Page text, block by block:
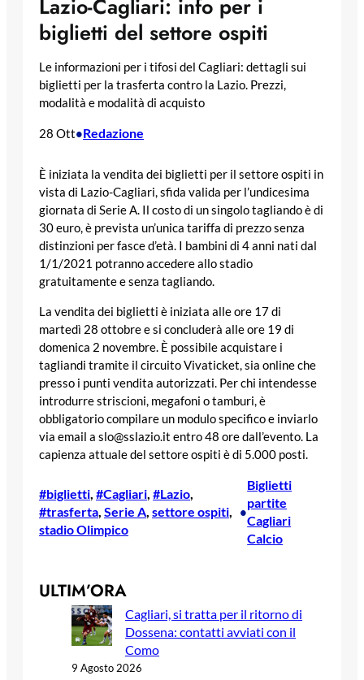
Lazio-Cagliari: info per i
biglietti del settore ospiti
Le informazioni per i tifosi del Cagliari: dettagli sui
biglietti per la trasferta contro la Lazio. Prezzi,
modalità e modalità di acquisto
28 Ott•Redazione
È iniziata la vendita dei biglietti per il settore ospiti in
vista di Lazio-Cagliari, sfida valida per l’undicesima
giornata di Serie A. Il costo di un singolo tagliando è di
30 euro, è prevista un’unica tariffa di prezzo senza
distinzioni per fasce d’età. I bambini di 4 anni nati dal
1/1/2021 potranno accedere allo stadio
gratuitamente e senza tagliando.
La vendita dei biglietti è iniziata alle ore 17 di
martedì 28 ottobre e si concluderà alle ore 19 di
domenica 2 novembre. È possibile acquistare i
tagliandi tramite il circuito Vivaticket, sia online che
presso i punti vendita autorizzati. Per chi intendesse
introdurre striscioni, megafoni o tamburi, è
obbligatorio compilare un modulo specifico e inviarlo
via email a slo@sslazio.it entro 48 ore dall’evento. La
capienza attuale del settore ospiti è di 5.000 posti.
#biglietti #Cagliari #Lazio
#trasferta Serie A settore ospiti
stadio Olimpico
•
Biglietti
partite
Cagliari
Calcio
ULTIM’ORA
Cagliari, si tratta per il ritorno di
Dossena: contatti avviati con il
Como
9 Agosto 2026